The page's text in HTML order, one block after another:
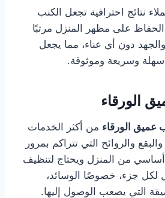
نتائج احترافية تجعل الكنب
الحفاظ على مظهر المنزل مرتبًا
والجهد دون أي عناء، مما يجعل
وسريعة وموثوقة.
الورقاء
عميق الورقاء من أكثر الخدمات
والروائح التي تتراكم بمرور
من المنزل ويحتاج لتنظيف
جزء، خصوصًا الوسائد،
التي يصعب الوصول إليها.